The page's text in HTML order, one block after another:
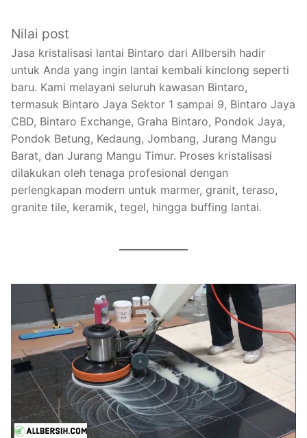
Nilai post
Jasa kristalisasi lantai Bintaro dari Allbersih hadir
untuk Anda yang ingin lantai kembali kinclong seperti
baru. Kami melayani seluruh kawasan Bintaro,
termasuk Bintaro Jaya Sektor 1 sampai 9, Bintaro Jaya
CBD, Bintaro Exchange, Graha Bintaro, Pondok Jaya,
Pondok Betung, Kedaung, Jombang, Jurang Mangu
Barat, dan Jurang Mangu Timur. Proses kristalisasi
dilakukan oleh tenaga profesional dengan
perlengkapan modern untuk marmer, granit, teraso,
granite tile, keramik, tegel, hingga buffing lantai.